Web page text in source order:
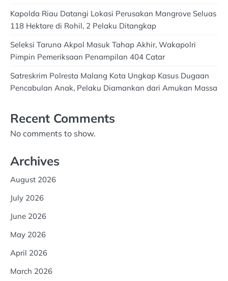
Kapolda Riau Datangi Lokasi Perusakan Mangrove Seluas
118 Hektare di Rohil, 2 Pelaku Ditangkap
Seleksi Taruna Akpol Masuk Tahap Akhir, Wakapolri
Pimpin Pemeriksaan Penampilan 404 Catar
Satreskrim Polresta Malang Kota Ungkap Kasus Dugaan
Pencabulan Anak, Pelaku Diamankan dari Amukan Massa
Recent Comments
No comments to show.
Archives
August 2026
July 2026
June 2026
May 2026
April 2026
March 2026